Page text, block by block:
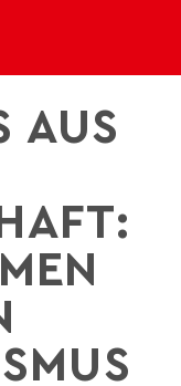
AUS
G
U